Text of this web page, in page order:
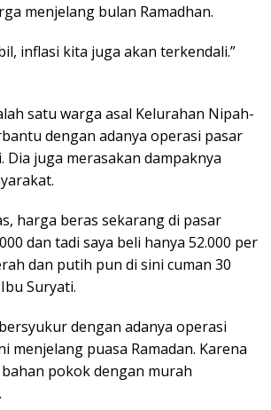
menjelang bulan Ramadhan.
inflasi kita juga akan terkendali.”
satu warga asal Kelurahan Nipah-
dengan adanya operasi pasar
Dia juga merasakan dampaknya
harga beras sekarang di pasar
dan tadi saya beli hanya 52.000 per
dan putih pun di sini cuman 30
Suryati.
dengan adanya operasi
menjelang puasa Ramadan. Karena
pokok dengan murah